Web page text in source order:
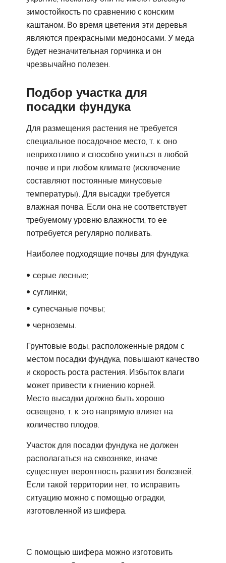
зимостойкость по сравнению с конским
каштаном. Во время цветения эти деревья
являются прекрасными медоносами. У меда
будет незначительная горчинка и он
чрезвычайно полезен.
Подбор участка для
посадки фундука
Для размещения растения не требуется
специальное посадочное место, т. к. оно
неприхотливо и способно ужиться в любой
почве и при любом климате (исключение
составляют постоянные минусовые
температуры). Для высадки требуется
влажная почва. Если она не соответствует
требуемому уровню влажности, то ее
потребуется регулярно поливать.
Наиболее подходящие почвы для фундука:
серые лесные;
суглинки;
супесчаные почвы;
черноземы.
Грунтовые воды, расположенные рядом с
местом посадки фундука, повышают качество
и скорость роста растения. Избыток влаги
может привести к гниению корней.
Место высадки должно быть хорошо
освещено, т. к. это напрямую влияет на
количество плодов.
Участок для посадки фундука не должен
располагаться на сквозняке, иначе
существует вероятность развития болезней.
Если такой территории нет, то исправить
ситуацию можно с помощью оградки,
изготовленной из шифера.
С помощью шифера можно изготовить